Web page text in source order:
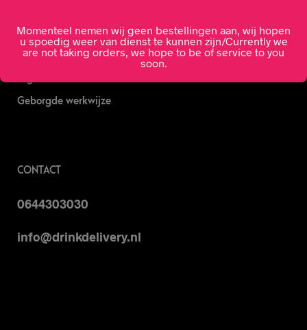
S’nachts drank bezorgen
Drank bestellen in Amsterdam
Geborgde werkwijze
CONTACT
0644303030
info@drinkdelivery.nl
Momenteel nemen wij geen bestellingen aan, wij hopen
u spoedig weer van dienst te kunnen zijn/Currently we
are not taking orders, we hope to be of service to you
soon.